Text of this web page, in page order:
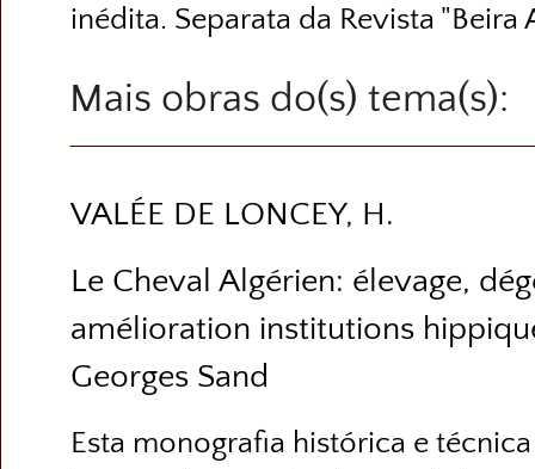
inédita. Separata da Revista "Beira
Mais obras do(s)
VALÉE DE LONCEY, H.
Le Cheval Algérien: élevage,
amélioration institutions
Georges Sand
Esta monografia histórica e